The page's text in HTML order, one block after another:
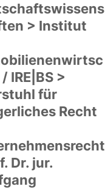
> Institut
IRE|BS >
für
Recht
Dr. jur.